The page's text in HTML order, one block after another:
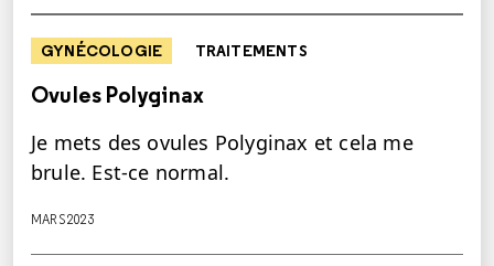
GYNÉCOLOGIE TRAITEMENTS
Ovules Polyginax
Je mets des ovules Polyginax et cela me
brule. Est-ce normal.
MARS 2023